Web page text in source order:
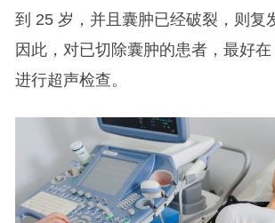
到 25 岁，并且囊肿已经破裂，则复
因此，对已切除囊肿的患者，最好
进行超声检查。